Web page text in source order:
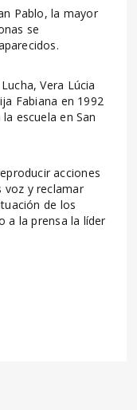
Pablo, la mayor
se
Vera Lúcia
Fabiana en 1992
escuela en San
acciones
voz y reclamar
de los
a la prensa la líder